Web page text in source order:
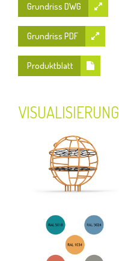
Grundriss DWG
Grundriss PDF
Produktblatt
VISUALISIERUNG